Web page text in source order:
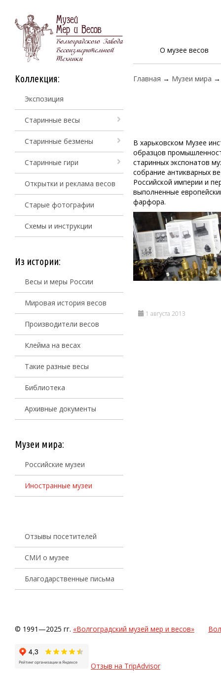
О музее весов
Коллекция:
Экспозиция
Старинные весы
Старинные безмены
Старинные гири
Открытки и реклама весов
Старые фотографии
Схемы и инструкции
Из истории:
Весы и меры России
Мировая история весов
Производители весов
Клейма на весах
Такие разные весы
Библиотека
Архивные документы
Музеи мира:
Российские музеи
Иностранные музеи
Отзывы посетителей
СМИ о музее
Благодарственные письма
Главная → Музеи мира
В харьковском Музее
образцов
старинных экспонатов
собрание антикварных
Российской империи и
выполненные
фарфора.
1 августа 2013
© 1991—2025 гг. «Волгоградский музей мер и весов»
Отзыв на TripAdvisor